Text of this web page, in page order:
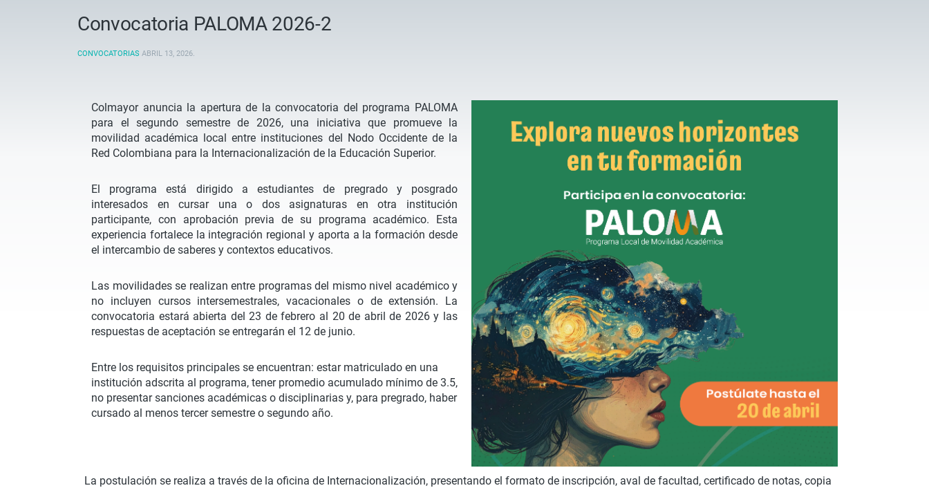
Convocatoria PALOMA 2026-2
CONVOCATORIAS ABRIL 13, 2026.
Colmayor anuncia la apertura de la convocatoria del programa PALOMA
para el segundo semestre de 2026, una iniciativa que promueve la
movilidad académica local entre instituciones del Nodo Occidente de la
Red Colombiana para la Internacionalización de la Educación Superior.
El programa está dirigido a estudiantes de pregrado y posgrado
interesados en cursar una o dos asignaturas en otra institución
participante, con aprobación previa de su programa académico. Esta
experiencia fortalece la integración regional y aporta a la formación desde
el intercambio de saberes y contextos educativos.
Las movilidades se realizan entre programas del mismo nivel académico y
no incluyen cursos intersemestrales, vacacionales o de extensión. La
convocatoria estará abierta del 23 de febrero al 20 de abril de 2026 y las
respuestas de aceptación se entregarán el 12 de junio.
Entre los requisitos principales se encuentran: estar matriculado en una
institución adscrita al programa, tener promedio acumulado mínimo de 3.5,
no presentar sanciones académicas o disciplinarias y, para pregrado, haber
cursado al menos tercer semestre o segundo año.
La postulación se realiza a través de la oficina de Internacionalización, presentando el formato de inscripción, aval de facultad, certificado de notas, copia